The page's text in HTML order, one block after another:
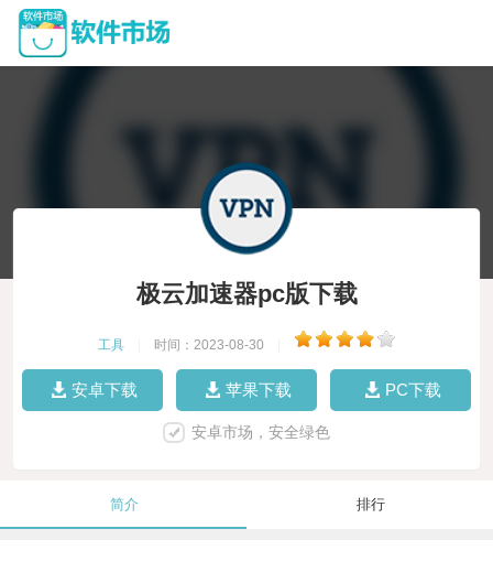
极云加速器pc版下载
工具 时间：2023-08-30
安卓下载 苹果下载 PC下载
安卓市场，安全绿色
简介 排行